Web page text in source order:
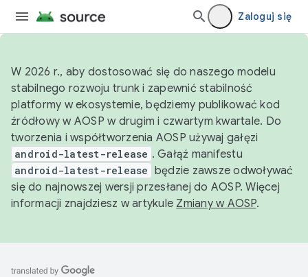
Zaloguj się
W 2026 r., aby dostosować się do naszego modelu
stabilnego rozwoju trunk i zapewnić stabilność
platformy w ekosystemie, będziemy publikować kod
źródłowy w AOSP w drugim i czwartym kwartale. Do
tworzenia i współtworzenia AOSP używaj gałęzi
android-latest-release . Gałąź manifestu
android-latest-release będzie zawsze odwoływać
się do najnowszej wersji przesłanej do AOSP. Więcej
informacji znajdziesz w artykule Zmiany w AOSP.